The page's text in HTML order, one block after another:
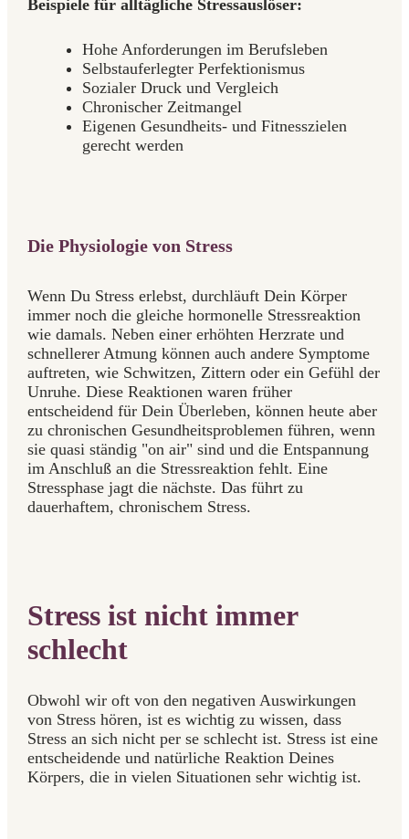
Beispiele für alltägliche Stressauslöser:
Hohe Anforderungen im Berufsleben
Selbstauferlegter Perfektionismus
Sozialer Druck und Vergleich
Chronischer Zeitmangel
Eigenen Gesundheits- und Fitnesszielen
gerecht werden
Die Physiologie von Stress
Wenn Du Stress erlebst, durchläuft Dein Körper
immer noch die gleiche hormonelle Stressreaktion
wie damals. Neben einer erhöhten Herzrate und
schnellerer Atmung können auch andere Symptome
auftreten, wie Schwitzen, Zittern oder ein Gefühl der
Unruhe. Diese Reaktionen waren früher
entscheidend für Dein Überleben, können heute aber
zu chronischen Gesundheitsproblemen führen, wenn
sie quasi ständig "on air" sind und die Entspannung
im Anschluß an die Stressreaktion fehlt. Eine
Stressphase jagt die nächste. Das führt zu
dauerhaftem, chronischem Stress.
Stress ist nicht immer
schlecht
Obwohl wir oft von den negativen Auswirkungen
von Stress hören, ist es wichtig zu wissen, dass
Stress an sich nicht per se schlecht ist. Stress ist eine
entscheidende und natürliche Reaktion Deines
Körpers, die in vielen Situationen sehr wichtig ist.